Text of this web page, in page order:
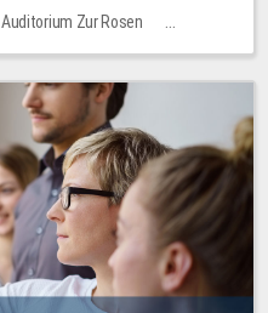
Zur Rosen